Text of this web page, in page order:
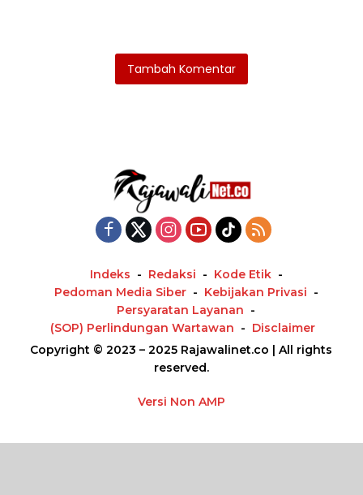
Tambah Komentar
Indeks Redaksi
Kode Etik
Pedoman Media Siber
Kebijakan Privasi
Persyaratan Layanan
(SOP) Perlindungan Wartawan
Disclaimer
Copyright © 2023 – 2025 Rajawalinet.co | All rights
reserved.
Versi Non AMP